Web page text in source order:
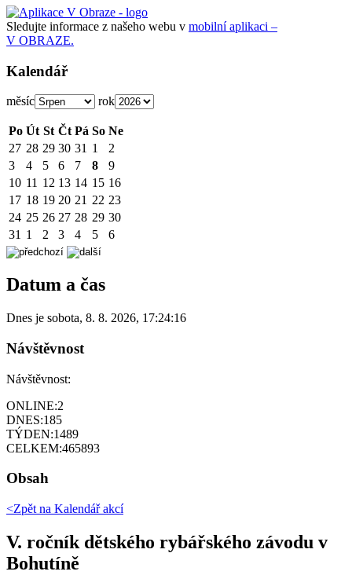
Sledujte informace z našeho webu v mobilní aplikaci –
V OBRAZE.
Kalendář
měsíc rok
Po Út St Čt Pá So Ne
27 28 29 30 31 1
2
3
4 5 6 7 8
9
10 11 12 13 14 15 16
17 18 19 20 21 22 23
24 25 26 27 28 29 30
31 1 2 3 4 5 6
Datum a čas
Dnes je sobota, 8. 8. 2026, 17:24:16
Návštěvnost
Návštěvnost:
ONLINE:2
DNES:185
TÝDEN:1489
CELKEM:465893
Obsah
<Zpět na Kalendář akcí
V. ročník dětského rybářského závodu v
Bohutíně